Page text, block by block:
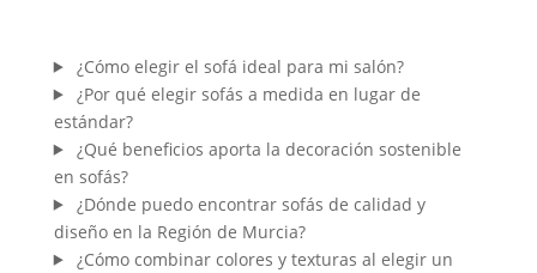
¿Cómo elegir el sofá ideal para mi salón?
¿Por qué elegir sofás a medida en lugar de
estándar?
¿Qué beneficios aporta la decoración sostenible
en sofás?
¿Dónde puedo encontrar sofás de calidad y
diseño en la Región de Murcia?
¿Cómo combinar colores y texturas al elegir un